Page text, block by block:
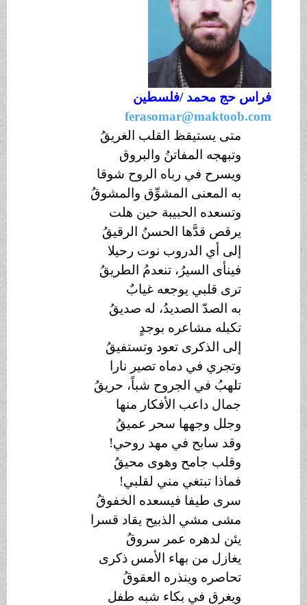
فراس حج محمد /فلسطين
ferasomar@maktoob.com
متى يستيقظ القلب الغريقُ
وتبهجه المفاتنُ والبروق
ويسرح في رباه الروح شوقا
به المعنى المشوِّق والمشوقُ
وتسعده الحبيبة حين هلت
يرقص قدَّها الحسنُ الرقيقُ
إلى أي الدروب نوت رحيلا
فينأى السيرُ، تنعدمُ الطريقُ
ترى قلبي يوجعه غيابٌ
به الصدّ الصديدُ، له صديقُ
تكبله مشاعره بوجدٍ
إلى الذكرى تعود وتستفيقُ
وتجري في دماه تصير نارا
تلهبُ في الجروح شباً، حريقُ
جمال داعب الأفكار منها
وجلل وجهها سحر عميقُ
وقد سابح في مهد روحي!
وقلب جامح وهوى محيقُ
فماذا تبتغي مني لقلبي!
سرى طيفا فيسعده الخفوقُ
مشى مشي الذبيح يقاد قسرا
يئن لدهره عمر سروقُ
يغازل من بهاء الأمس ذكرى
تحاصره وينذره العقوقُ
ويغرق في بكاء شبه طفل